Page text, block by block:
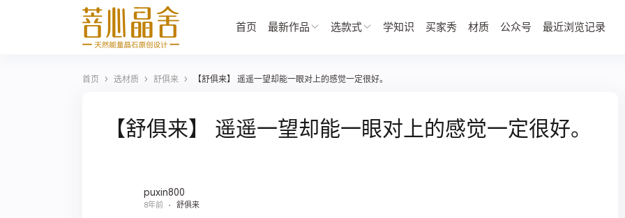
首页 最新作品 选款式 学知识 买家秀 材质 公众号 最近浏览记录
首页 › 选材质 › 舒俱来 › 【舒俱来】 遥遥一望却能一眼对上的感觉一定很好。 ​​​​
【舒俱来】 遥遥一望却能一眼对上的感觉一定很好。
puxin800
8年前 舒俱来